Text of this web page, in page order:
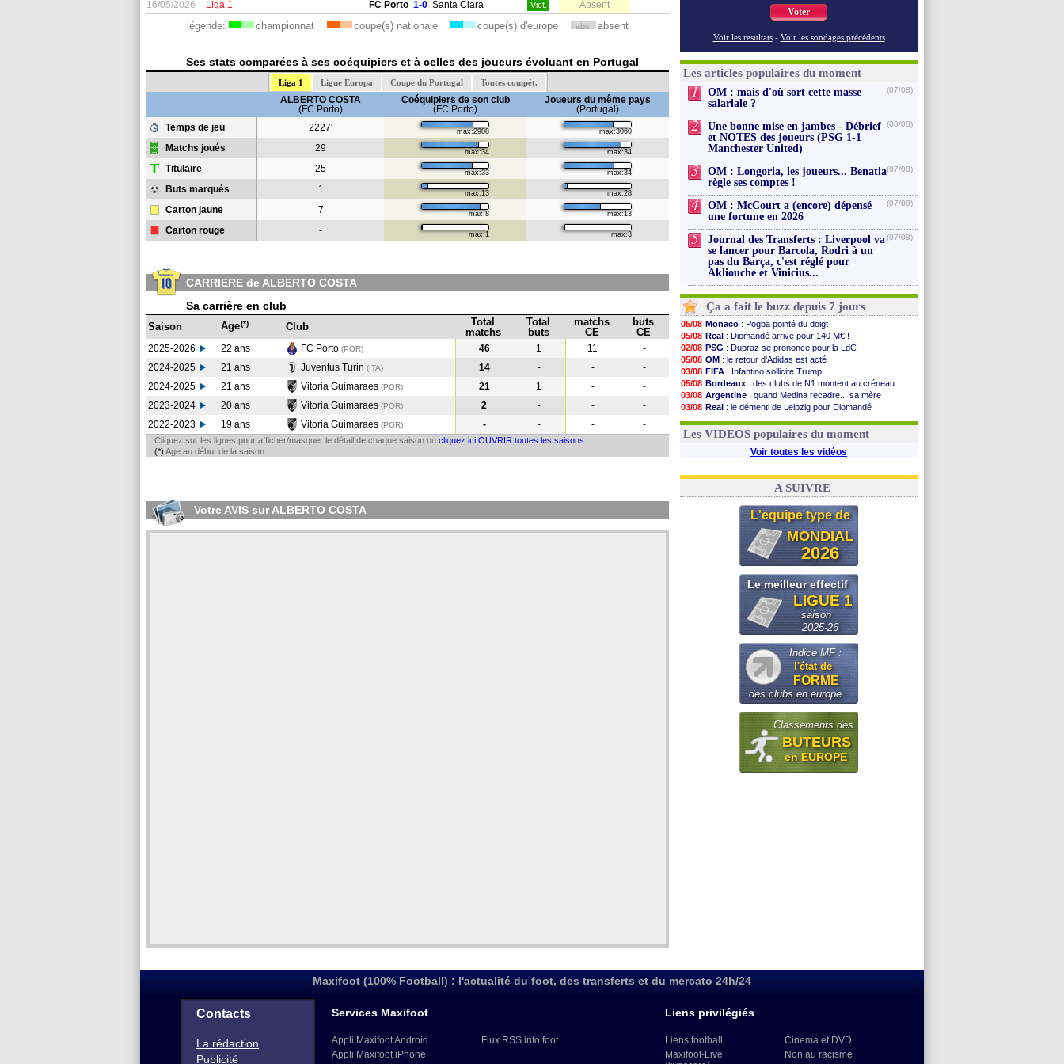
16/05/2026
Liga 1 FC Porto 1-0 Santa Clara Vict. Absent
légende: championnat coupe(s) nationale coupe(s) d'europe abs. absent
Ses stats comparées à ses coéquipiers et à celles des joueurs évoluant en Portugal
Liga 1 Ligue Europa Coupe du Portugal Toutes compét.
ALBERTO COSTA
(FC Porto)
Coéquipiers de son club
(FC Porto)
Joueurs du même pays
(Portugal)
Temps de jeu
2227' max:2908 max:3060
Matchs joués 29 max:34 max:34
T Titulaire 25 max:33 max:34
Buts marqués 1 max:13 max:28
Carton jaune 7 max:8 max:13
Carton rouge - max:1 max:3
CARRIERE de ALBERTO COSTA
Sa carrière en club
Saison Age(*) Club
Total
matchs
Total
buts
matchs
CE
buts
CE
2025-2026 22 ans FC Porto (POR) 46 1 11
-
2024-2025
21 ans Juventus Turin (ITA) 14 - -
-
2024-2025
21 ans Vitoria Guimaraes (POR) 21 1 -
-
2023-2024
20 ans Vitoria Guimaraes (POR) 2 - -
-
2022-2023
19 ans Vitoria Guimaraes (POR) - - - -
Cliquez sur les lignes pour afficher/masquer le détail de chaque saison ou cliquez ici OUVRIR toutes les saisons
(*) Age au début de la saison
Votre AVIS sur ALBERTO COSTA
Voter
Voir les resultats - Voir les sondages précédents
Les articles populaires du moment
1
OM : mais d'où sort cette masse
salariale ?
(07/08)
2
Une bonne mise en jambes - Débrief
et NOTES des joueurs (PSG 1-1
Manchester United)
(08/08)
3
OM : Longoria, les joueurs... Benatia
règle ses comptes !
(07/08)
4
OM : McCourt a (encore) dépensé
une fortune en 2026
(07/08)
5
Journal des Transferts : Liverpool va
se lancer pour Barcola, Rodri à un
pas du Barça, c'est réglé pour
Akliouche et Vinicius...
(07/08)
Ça a fait le buzz depuis 7 jours
05/08 Monaco : Pogba pointé du doigt
05/08 Real : Diomandé arrive pour 140 M€ !
02/08 PSG : Dupraz se prononce pour la LdC
05/08 OM : le retour d'Adidas est acté
03/08 FIFA : Infantino sollicite Trump
05/08 Bordeaux : des clubs de N1 montent au créneau
03/08 Argentine : quand Medina recadre... sa mère
03/08 Real : le démenti de Leipzig pour Diomandé
03/08 OM: Paixão attire un 2e club anglais
Les VIDEOS populaires du moment
Voir toutes les vidéos
A SUIVRE
L'equipe type de
MONDIAL
2026
Le meilleur effectif
LIGUE 1
saison
2025-26
Indice MF :
l'état de
FORME
des clubs en europe
Classements des
BUTEURS
en EUROPE
Maxifoot (100% Football) : l'actualité du foot, des transferts et du mercato 24h/24
Contacts
La rédaction
Publicité
Services Maxifoot
Appli Maxifoot Android
Appli Maxifoot iPhone
Flux RSS info foot
Liens privilégiés
Liens football
Maxifoot-Live
Cinema et DVD
Non au racisme